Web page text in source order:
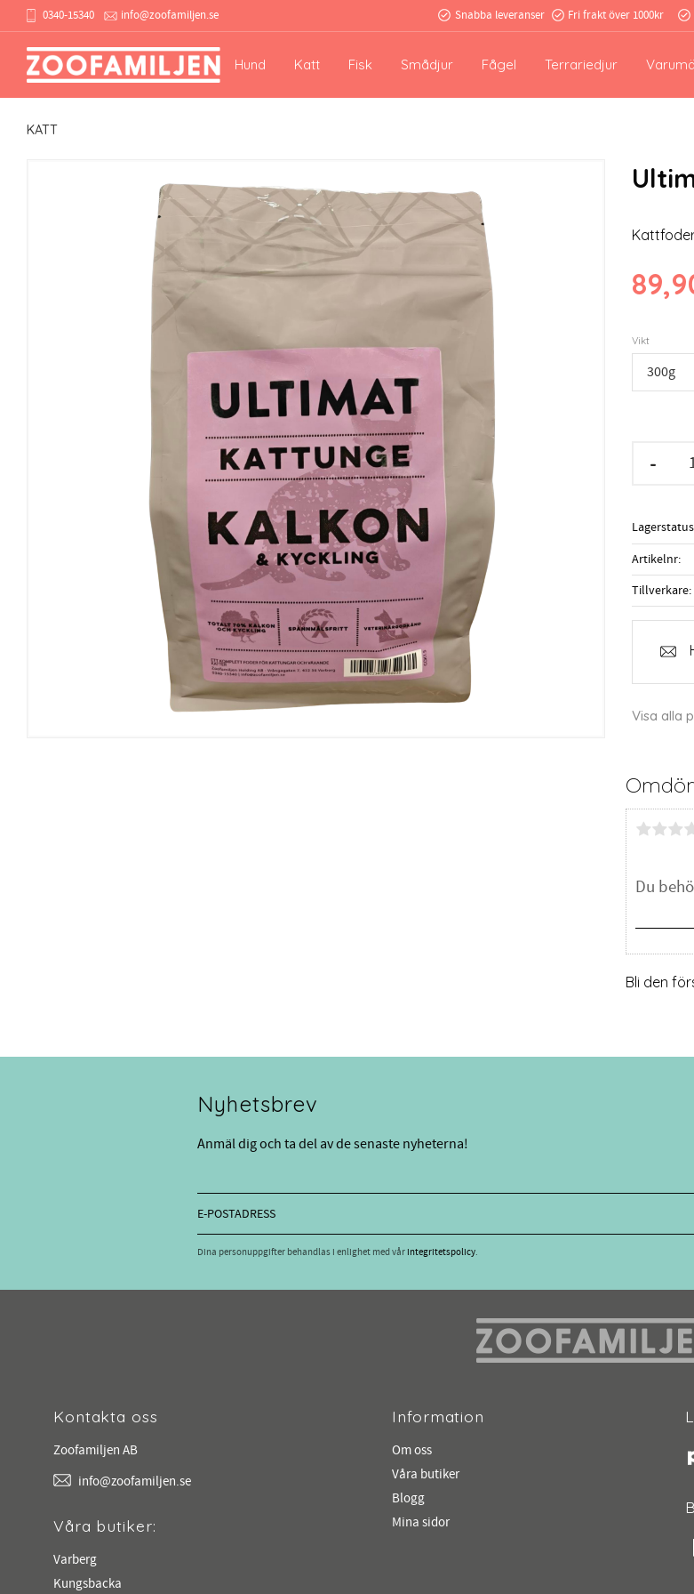
0340-15340 info@zoofamiljen.se Snabba leveranser Fri frakt över 1000kr
Hund Katt Fisk Smådjur Fågel Terrariedjur
KATT
Vikt
-
Lagerstatus
Artikelnr
Tillverkare
Visa alla
Bli den
Nyhetsbrev
Anmäl dig och ta del av de senaste nyheterna!
Dina personuppgifter behandlas i enlighet med vårintegritetspolicy.
Kontakta oss
Zoofamiljen AB
info@zoofamiljen.se
Våra butiker:
Varberg
Kungsbacka
Information
Om oss
Våra butiker
Blogg
Mina sidor